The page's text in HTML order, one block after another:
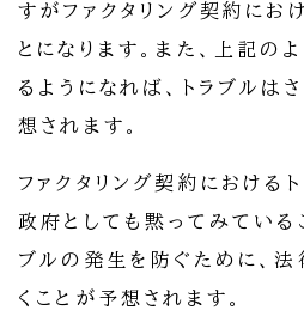
すがファクタリング契約にお
とになります。また、上記の
るようになれば、トラブルは
想されます。
ファクタリング契約における
政府としても黙ってみている
ブルの発生を防ぐために、
くことが予想されます。